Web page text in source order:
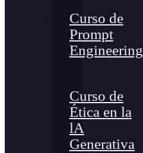
Curso de
Prompt
Engineering
Curso de
Ética en la
lA
Generativa